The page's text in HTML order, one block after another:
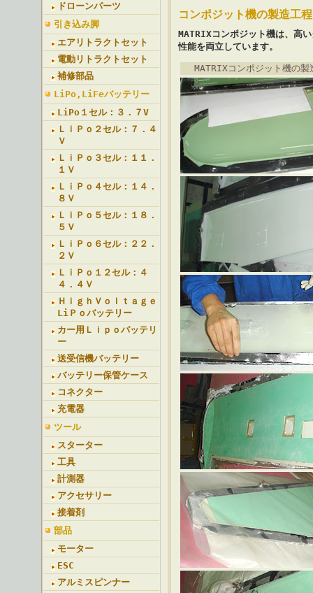
ドローンパーツ
引き込み脚
エアリトラクトセット
電動リトラクトセット
補修部品
LiPo,LiFeバッテリー
LiPo１セル：３．７V
ＬｉＰｏ２セル：７．４
Ｖ
ＬｉＰｏ３セル：１１．
１Ｖ
ＬｉＰｏ４セル：１４．
８Ｖ
ＬｉＰｏ５セル：１８．
５Ｖ
ＬｉＰｏ６セル：２２．
２Ｖ
ＬｉＰｏ１２セル：４
４．４Ｖ
ＨｉｇｈＶｏｌｔａｇｅ
LiＰｏバッテリー
カー用Ｌｉｐｏバッテリ
ー
送受信機バッテリー
バッテリー保管ケース
コネクター
充電器
ツール
スターター
工具
計測器
アクセサリー
接着剤
部品
モーター
ESC
アルミスピンナー
コンポジット機の製造工程
MATRIXコンポジット機は、高
性能を両立しています。
MATRIXコンポジット機の製